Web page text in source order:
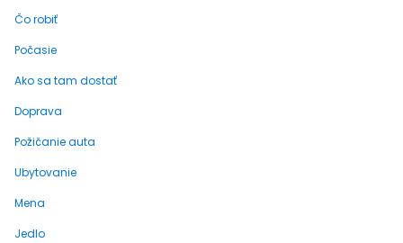
Čo robiť
Počasie
Ako sa tam dostať
Doprava
Požičanie auta
Ubytovanie
Mena
Jedlo